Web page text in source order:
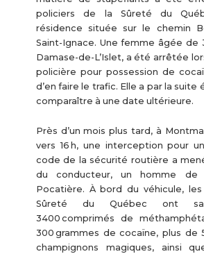
policiers de la Sûreté du
résidence située sur le chemin
Saint-Ignace. Une femme âgée de
Damase-de-L’Islet, a été arrêtée
policière pour possession de
d’en faire le trafic. Elle a par la
comparaître à une date ultérieure.
Près d’un mois plus tard, à
vers 16 h, une interception pour
code de la sécurité routière a
du conducteur, un homme de
Pocatière. À bord du véhicule,
Sûreté du Québec ont
3400 comprimés de
300 grammes de cocaïne, plus de
champignons magiques, ainsi